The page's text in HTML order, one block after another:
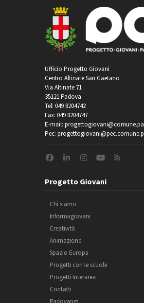
Ufficio Progetto Giovani
Centro Altinate San Gaetano
Via Altinate 71
35121 Padova
Tel: 049 8204742
Fax: 049 8204747
E-mail:
Pec:
Progetto Giovani
Chi siamo
Informagiovani
Creatività
Animazione
Spazio Europa
Progetti con le scuole
Progetti Interarea
Contatti